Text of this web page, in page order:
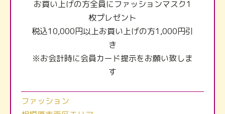
お買い上げの方全員にファッションマスク1
枚プレゼント
税込10,000円以上お買い上げの方1,000円引
き
※お会計時に会員カード提示をお願い致しま
す
ファッション